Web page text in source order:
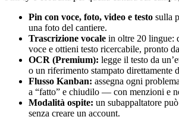
Pin con voce, foto, video e testo sulla
una foto del cantiere.
Trascrizione vocale in oltre 20 lingue:
voce e ottieni testo ricercabile, pronto
OCR (Premium): legge il testo da
o un riferimento stampato direttamente
Flusso Kanban: assegna ogni
a “fatto” e chiudilo — con menzioni e
Modalità ospite: un subappaltatore
senza creare un account.